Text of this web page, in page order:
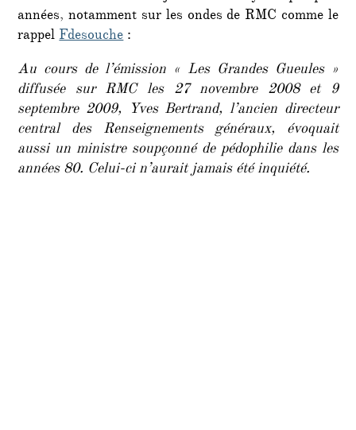
années, notamment sur les ondes de RMC comme le
rappelFdesouche:
Au cours de l’émission « Les Grandes Gueules »
diffusée sur RMC les 27 novembre 2008 et 9
septembre 2009, Yves Bertrand, l’ancien directeur
central des Renseignements généraux, évoquait
aussi un ministre soupçonné de pédophilie dans les
années 80. Celui-ci n’aurait jamais été inquiété.